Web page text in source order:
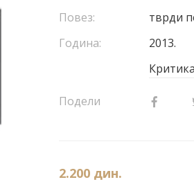
Повез:
тврди
Година:
2013.
Критика
Подели
2.200 дин.